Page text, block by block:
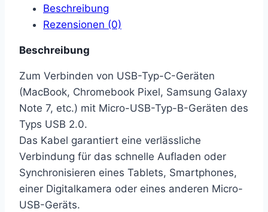
Beschreibung
Rezensionen (0)
Beschreibung
Zum Verbinden von USB-Typ-C-Geräten
(MacBook, Chromebook Pixel, Samsung Galaxy
Note 7, etc.) mit Micro-USB-Typ-B-Geräten des
Typs USB 2.0.
Das Kabel garantiert eine verlässliche
Verbindung für das schnelle Aufladen oder
Synchronisieren eines Tablets, Smartphones,
einer Digitalkamera oder eines anderen Micro-
USB-Geräts.